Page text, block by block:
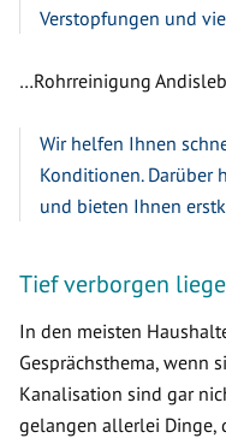
Verstopfungen und
…Rohrreinigung
Wir helfen Ihnen
Konditionen. Darüber
und bieten Ihnen
Tief verborgen
In den meisten
Gesprächsthema, wenn
Kanalisation sind gar
gelangen allerlei Dinge,